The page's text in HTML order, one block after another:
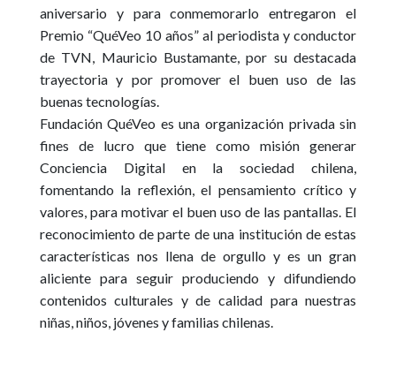
aniversario y para conmemorarlo entregaron el
Premio “QuéVeo 10 años” al periodista y conductor
de TVN, Mauricio Bustamante, por su destacada
trayectoria y por promover el buen uso de las
buenas tecnologías.
Fundación QuéVeo es una organización privada sin
fines de lucro que tiene como misión generar
Conciencia Digital en la sociedad chilena,
fomentando la reflexión, el pensamiento crítico y
valores, para motivar el buen uso de las pantallas. El
reconocimiento de parte de una institución de estas
características nos llena de orgullo y es un gran
aliciente para seguir produciendo y difundiendo
contenidos culturales y de calidad para nuestras
niñas, niños, jóvenes y familias chilenas.